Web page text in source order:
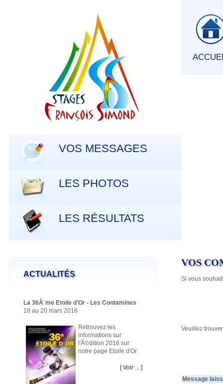
VOS MESSAGES
LES PHOTOS
LES RÉSULTATS
ACTUALITÉS
La 36Ã¨me Etoile d'Or - Les Contamines
18 au 20 mars 2016
Retrouvez les
informations sur
l'Ã©dition 2016 sur
notre page Etoile d'Or
[ Voir ... ]
VOS
Si vous
Veuillez
Message